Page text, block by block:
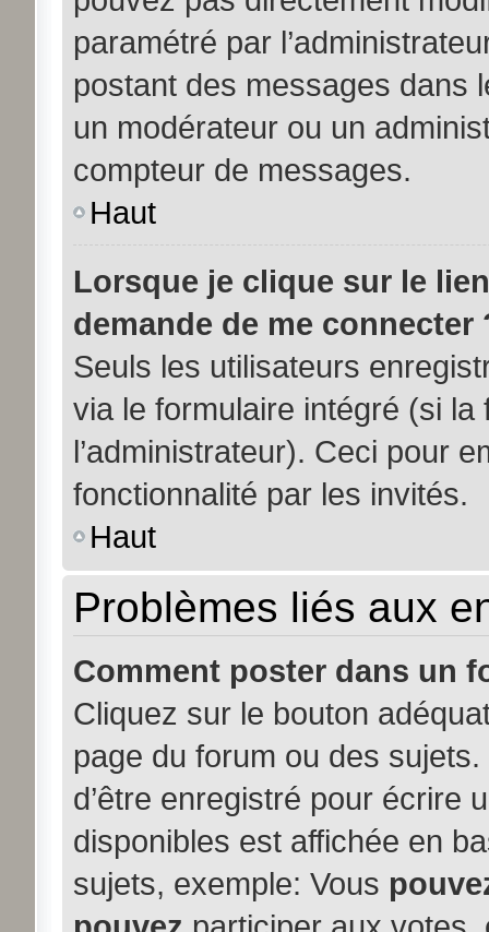
paramétré par
postant des messages dans
un modérateur ou un
compteur de messages.
Haut
Lorsque je clique sur le
demande de me connecter
Seuls les utilisateurs
via le formulaire intégré (si
l’administrateur). Ceci pour
fonctionnalité par les invités.
Haut
Problèmes liés aux
Comment poster dans un
Cliquez sur le bouton
page du forum ou des
d’être enregistré pour écrire
disponibles est affichée en
sujets, exemple: Vous